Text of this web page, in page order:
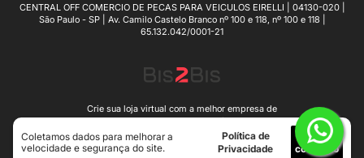
Coletamos dados para melhorar a
velocidade e segurança do site.
Política de
Privacidade
Eu
concordo
CENTRAL OFF COMERCIO DE PECAS PARA VEICULOS EIRELLI | 04130-020 |
São Paulo - SP | Av. Camilo Castelo Branco nº 100 e 118, nº 100 e 118 |
65.132.042/0001-21
Crie sua loja virtual com a melhor empresa de
e-commerce do Brasil.